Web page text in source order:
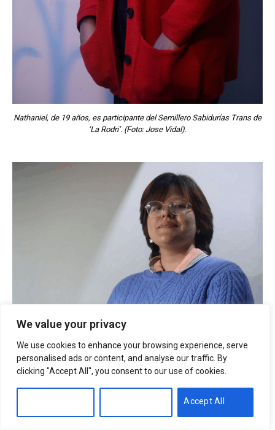
We value your privacy
We use cookies to enhance your browsing experience, serve
personalised ads or content, and analyse our traffic. By
clicking "Accept All", you consent to our use of cookies.
Accept All
Nathaniel, de 19 años, es participante del Semillero Sabidurías Trans de
‘La Rodri’. (Foto: Jose Vidal)